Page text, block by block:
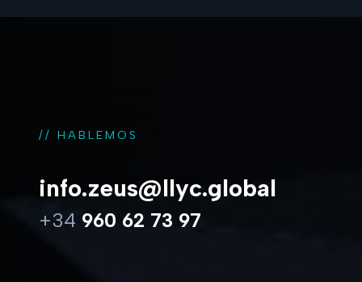
// HABLEMOS
info.zeus@llyc.global
+34 960 62 73 97